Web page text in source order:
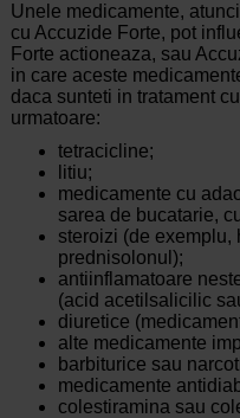
Unele medicamente,
cu Accuzide Forte, pot
Forte actioneaza, sau
in care aceste
daca sunteti in tratament
urmatoare:
tetracicline;
litiu;
medicamente cu
sarea de bucatarie,
steroizi (de exemplu,
prednisolonul);
antiinflamatoare
(acid acetilsalicilic
diuretice
alte medicamente
barbiturice sau
medicamente
colestiramina sau